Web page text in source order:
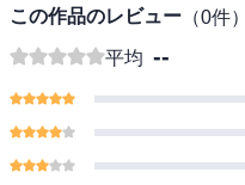
※こちらの作品は過去に他出
ります。重複購入にはお気を付
この作品のレビュー （0件）
平均 --